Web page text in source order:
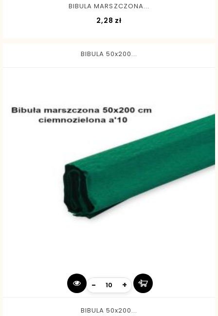
BIBULA MARSZCZONA...
2,28 zł
BIBULA 50x200...
- +
BIBULA 50x200...